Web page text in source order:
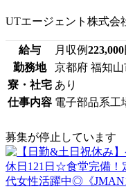
UTエージェント株式会
給与 月収例223,000
勤務地
京都府 福知山
寮・社宅 あり
仕事内容 電子部品系工
募集が停止しています